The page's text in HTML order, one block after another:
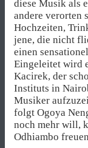
diese Musik als
andere verorten
Hochzeiten,
jene, die nicht
einen
Eingeleitet wird
Kacirek, der
Instituts in
Musiker
folgt Ogoya
noch mehr will,
Odhiambo